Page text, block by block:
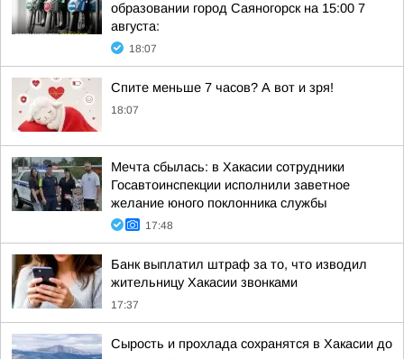
образовании город Саяногорск на 15:00 7
августа:
18:07
Спите меньше 7 часов? А вот и зря!
18:07
Мечта сбылась: в Хакасии сотрудники
Госавтоинспекции исполнили заветное
желание юного поклонника службы
17:48
Банк выплатил штраф за то, что изводил
жительницу Хакасии звонками
17:37
Сырость и прохлада сохранятся в Хакасии до